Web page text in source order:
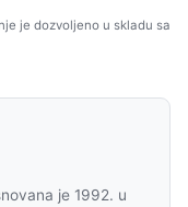
je dozvoljeno u skladu sa
je 1992. u